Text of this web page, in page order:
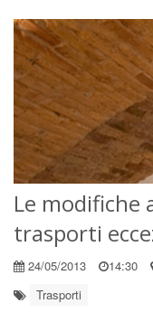
Le modifiche
trasporti
24/05/2013 14:30
Trasporti